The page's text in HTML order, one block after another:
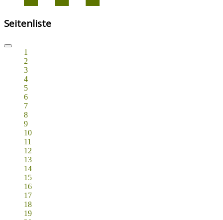
Seitenliste
1
2
3
4
5
6
7
8
9
10
11
12
13
14
15
16
17
18
19